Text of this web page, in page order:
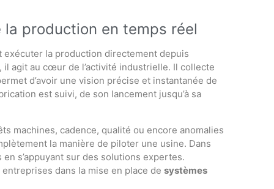
production en temps réel
la production directement depuis
agit au cœur de l’activité industrielle. Il collecte
d’avoir une vision précise et instantanée de
est suivi, de son lancement jusqu’à sa
machines, cadence, qualité ou encore anomalies
la manière de piloter une usine. Dans
s’appuyant sur des solutions expertes.
dans la mise en place de systèmes